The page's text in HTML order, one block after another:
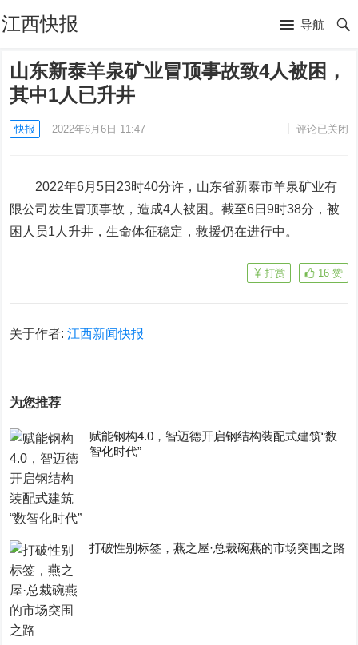
江西快报 导航
山东新泰羊泉矿业冒顶事故致4人被困，
其中1人已升井
快报 2022年6月6日 11:47 评论已关闭
2022年6月5日23时40分许，山东省新泰市羊泉矿业有
限公司发生冒顶事故，造成4人被困。截至6日9时38分，被
困人员1人升井，生命体征稳定，救援仍在进行中。
16 赞
打赏
关于作者:江西新闻快报
为您推荐
赋能钢构4.0，智迈德开启钢结构装配式建筑“数
智化时代”
打破性别标签，燕之屋·总裁碗燕的市场突围之路